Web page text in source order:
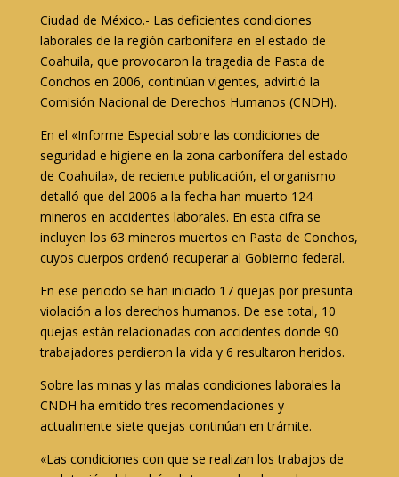
Ciudad de México.- Las deficientes condiciones
laborales de la región carbonífera en el estado de
Coahuila, que provocaron la tragedia de Pasta de
Conchos en 2006, continúan vigentes, advirtió la
Comisión Nacional de Derechos Humanos (CNDH).
En el «Informe Especial sobre las condiciones de
seguridad e higiene en la zona carbonífera del estado
de Coahuila», de reciente publicación, el organismo
detalló que del 2006 a la fecha han muerto 124
mineros en accidentes laborales. En esta cifra se
incluyen los 63 mineros muertos en Pasta de Conchos,
cuyos cuerpos ordenó recuperar al Gobierno federal.
En ese periodo se han iniciado 17 quejas por presunta
violación a los derechos humanos. De ese total, 10
quejas están relacionadas con accidentes donde 90
trabajadores perdieron la vida y 6 resultaron heridos.
Sobre las minas y las malas condiciones laborales la
CNDH ha emitido tres recomendaciones y
actualmente siete quejas continúan en trámite.
«Las condiciones con que se realizan los trabajos de